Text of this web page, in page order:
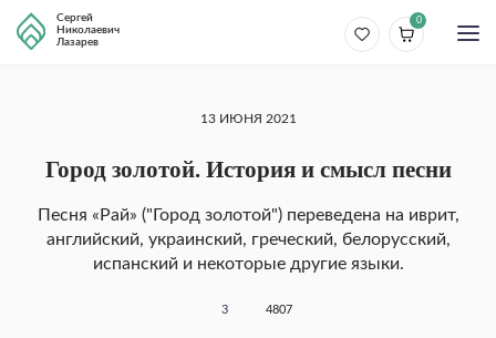
Сергей
Николаевич
Лазарев
0
13 ИЮНЯ 2021
Город золотой. История и смысл песни
Песня «Рай» ("Город золотой") переведена на иврит,
английский, украинский, греческий, белорусский,
испанский и некоторые другие языки.
3 4807